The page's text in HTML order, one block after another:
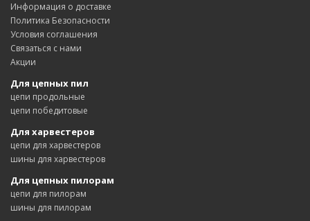
Информация о доставке
Политика Безопасности
Условия соглашения
Связаться с нами
Акции
Для цепных пил
цепи продольные
цепи победитовые
Для харвестеров
цепи для харвестеров
шины для харвестеров
Для цепных пилорам
цепи для пилорам
шины для пилорам